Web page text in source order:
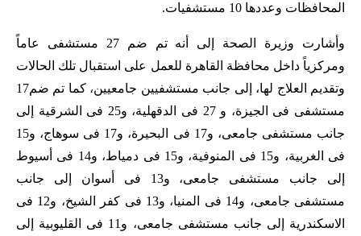
المحافظات وعددها 10 مستشفيات.
وأشارت وزيرة الصحة إلى أنه تم ضم 27 مستشفى عاماً
ومركزياً داخل محافظة القاهرة للعمل على استقبال تلك الحالات
وتقديم العلاج لها، إلى جانب مستشفيين جامعيين، كما تم ضم17
مستشفى فى الجيزة، و 27 فى الدقهلية، و25 فى الشرقية إلى
جانب مستشفى جامعى، و17 فى البحيرة، و17 فى سوهاج، و15
فى الغربية، و15 فى المنوفية، و15 فى دمياط، و14 فى أسيوط
إلى جانب مستشفى جامعى، و13 فى أسوان إلى جانب
مستشفى جامعى، و14 فى المنيا، و13 فى كفر الشيخ، و12 فى
الاسكندرية إلى جانب مستشفى جامعى، و11 فى القليوبية إلى